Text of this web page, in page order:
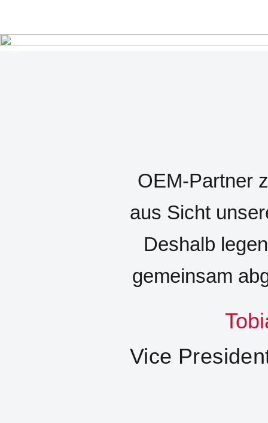
OEM-Partner
aus Sicht
Deshalb
gemeinsam
Vice